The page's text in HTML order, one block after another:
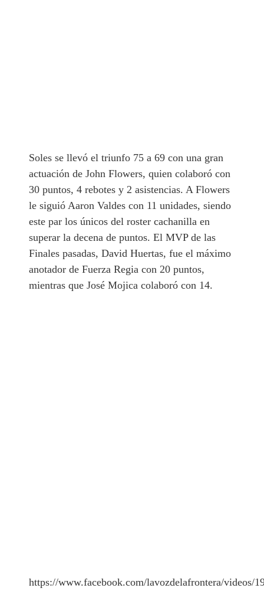
Soles se llevó el triunfo 75 a 69 con una gran
actuación de John Flowers, quien colaboró con
30 puntos, 4 rebotes y 2 asistencias. A Flowers
le siguió Aaron Valdes con 11 unidades, siendo
este par los únicos del roster cachanilla en
superar la decena de puntos. El MVP de las
Finales pasadas, David Huertas, fue el máximo
anotador de Fuerza Regia con 20 puntos,
mientras que José Mojica colaboró con 14.
https://www.facebook.com/lavozdelafrontera/videos/